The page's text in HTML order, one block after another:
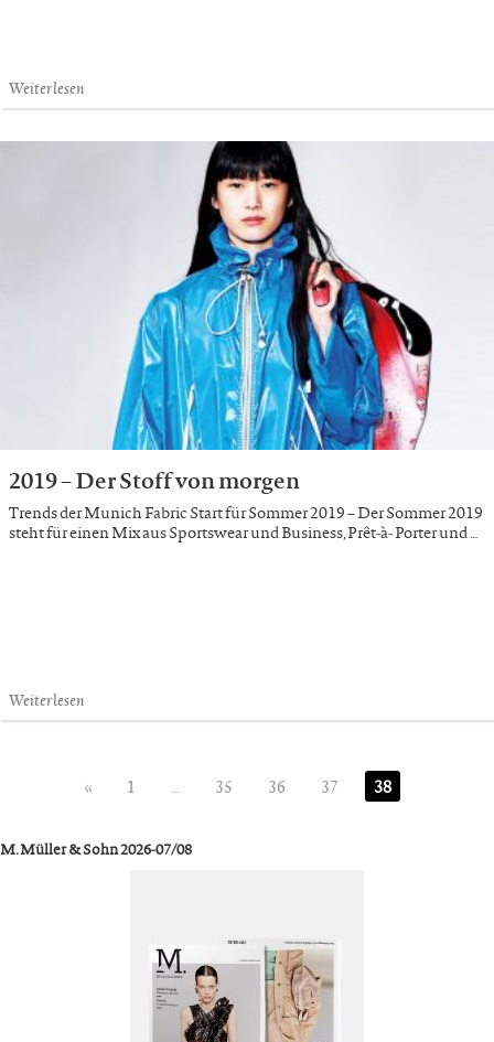
Weiterlesen
2019 – Der Stoff von morgen
Trends der Munich Fabric Start für Sommer 2019 – Der Sommer 2019
steht für einen Mix aus Sportswear und Business, Prêt-à- Porter und …
Weiterlesen
« 1 … 35 36 37 38
M. Müller & Sohn 2026-07/08